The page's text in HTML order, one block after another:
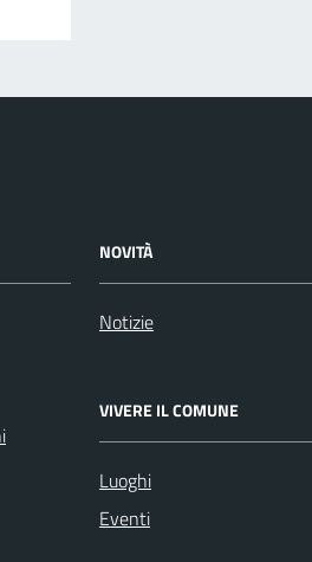
NOVITÀ
Notizie
VIVERE IL COMUNE
Luoghi
Eventi